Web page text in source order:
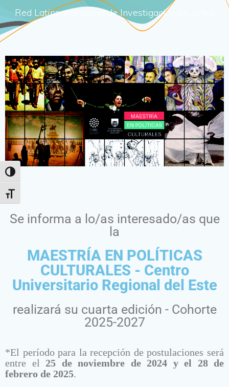
Alternar alto contraste
Alternar tamaño de letra
Red Latinoamericana de Investigación en Artes
Se informa a lo/as interesado/as que
la
MAESTRÍA EN POLÍTICAS
CULTURALES - Centro
Universitario Regional del Este
realizará su cuarta edición - Cohorte
2025-2027
*El período para la recepción de postulaciones será
entre el 25 de noviembre de 2024 y el 28 de
febrero de 2025.